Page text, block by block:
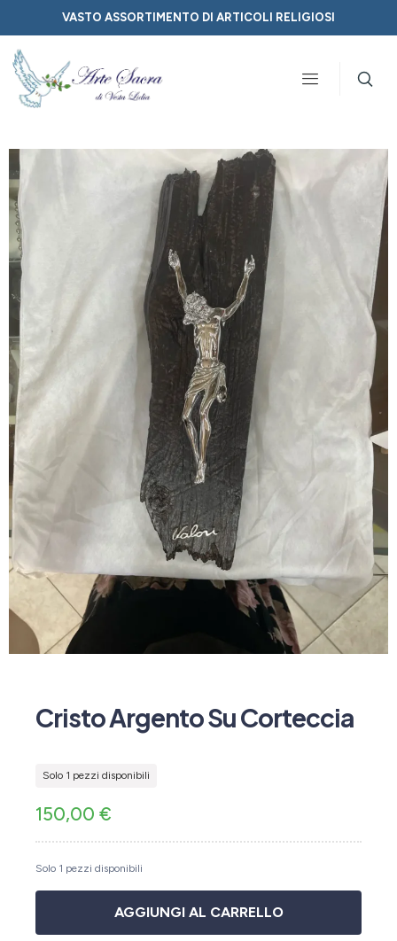
VASTO ASSORTIMENTO DI ARTICOLI RELIGIOSI
Cristo Argento Su Corteccia
Solo 1 pezzi disponibili
150,00 €
Solo 1 pezzi disponibili
AGGIUNGI AL CARRELLO